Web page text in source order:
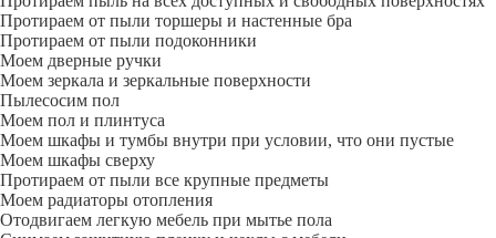
Протираем от пыли торшеры и настенные бра
Протираем от пыли подоконники
Моем дверные ручки
Моем зеркала и зеркальные поверхности
Пылесосим пол
Моем пол и плинтуса
Моем шкафы и тумбы внутри при условии, что они пустые
Моем шкафы сверху
Протираем от пыли все крупные предметы
Моем радиаторы отопления
Отодвигаем легкую мебель при мытье пола